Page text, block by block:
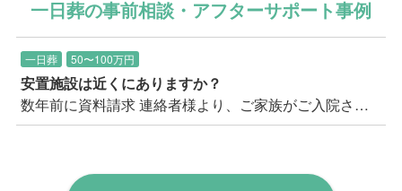
一日葬の事前相談・アフターサポート事例
一日葬 50〜100万円
安置施設は近くにありますか？
数年前に資料請求 連絡者様より、ご家族がご入院されたとのことで、そろそろ考えておこうと思われての久し振りのお問い合わせ。 以前お送りした見積書を失くしてしまったとのことでした。 まずご質問に上がったのは、三郷市内で安置施設があるか？ということ。 現在、三郷市内にはご安置可能な施設の空きがないので、隣の流山市になる可能性が高いことをご案内。 また入院された病院を起点で考えると、もう一つの候補としては足立区が候補として挙がることをご案内。 連絡者のお住まいから足立区は遠いいう印象だったため、まずは流山市に安置し、最寄りの三郷市斎場の霊安室へ後日移動することも出来る旨をご案内し、ご安心いただきました。 上記安置場所の距離や安置料などの費用面も少し気になされており、お見積りを事前に再度ご送付の上、 改めてご説明や万が一の流れ等もご説明し、この機会にクリアにしていきましょうとお伝えし、事前相談のご予約をいただきました。